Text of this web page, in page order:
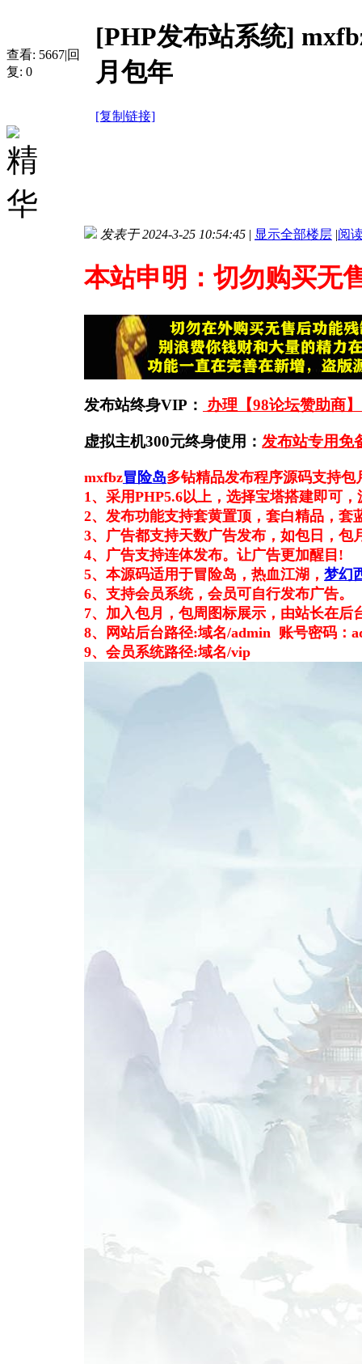
查看: 5667|回
复: 0
[PHP发布站系统]
月包年
[复制链接]
发表于 2024-3-25 10:54:45 | 显示全部楼层 |阅
本站申明：切勿购买无
发布站终身VIP： 办理【98论坛赞助商
虚拟主机300元终身使用： 发布站专用免
mxfbz冒险岛多钻精品发布程序源码支持包
1、采用PHP5.6以上，选择宝塔搭建即可
2、发布功能支持套黄置顶，套白精品，
3、广告都支持天数广告发布，如包日，包
4、广告支持连体发布。让广告更加醒目!
5、本源码适用于冒险岛，热血江湖， 梦幻
6、支持会员系统，会员可自行发布广告。
7、加入包月，包周图标展示，由站长在
8、网站后台路径:域名/admin 账号密码：
9、会员系统路径:域名/vip